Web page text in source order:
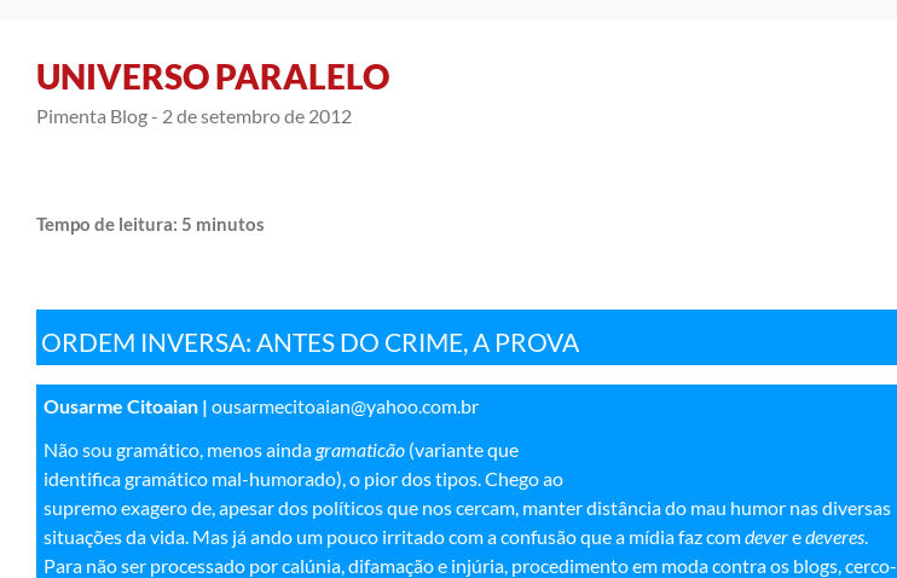
UNIVERSO PARALELO
Pimenta Blog - 2 de setembro de 2012
Tempo de leitura: 5 minutos
ORDEM INVERSA: ANTES DO CRIME, A PROVA
Ousarme Citoaian | ousarmecitoaian@yahoo.com.br
Não sou gramático, menos aindagramaticão (variante que
identifica gramático mal-humorado), o pior dos tipos. Chego ao
supremo exagero de, apesar dos políticos que nos cercam, manter distância do mau humor nas diversas
situações da vida. Mas já ando um pouco irritado com a confusão que a mídia faz comdeveredeveres
Para não ser processado por calúnia, difamação e injúria, procedimento em moda contra os blogs, cerco-